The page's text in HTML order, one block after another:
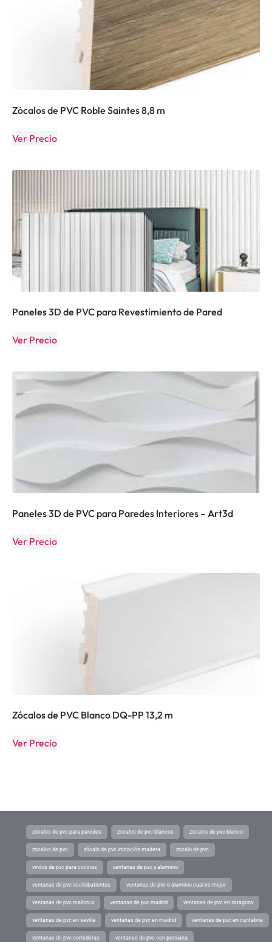
Zócalos de PVC Roble Saintes 8,8 m
Ver Precio
Paneles 3D de PVC para Revestimiento de Pared
Ver Precio
Paneles 3D de PVC para Paredes Interiores – Art3d
Ver Precio
Zócalos de PVC Blanco DQ-PP 13,2 m
Ver Precio
zócalos de pvc para paredes zocalos de pvc blancos zocalos de pvc blanco
zocalos de pvc zócalo de pvc imitación madera zocalo de pvc
vinilos de pvc para cocinas ventanas de pvc y aluminio
ventanas de pvc oscilobatientes ventanas de pvc o aluminio cual es mejor
ventanas de pvc mallorca ventanas de pvc madrid ventanas de pvc en zaragoza
ventanas de pvc en sevilla ventanas de pvc en madrid ventanas de pvc en cantabria
ventanas de pvc correderas ventanas de pvc con persiana